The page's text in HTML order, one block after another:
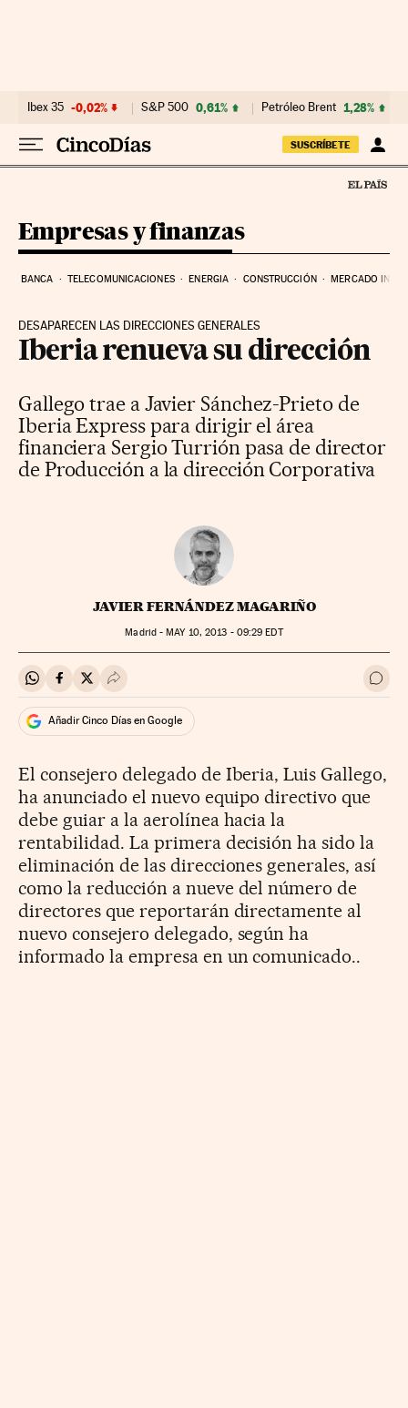
Ibex 35 -0,02% S&P 500 0,61% Petróleo Brent 1,28%
SUSCRÍBETE
Empresas y finanzas
BANCA TELECOMUNICACIONES ENERGIA CONSTRUCCIÓN MERCADO
DESAPARECEN LAS DIRECCIONES GENERALES
Iberia renueva su dirección
Gallego trae a Javier Sánchez-Prieto de
Iberia Express para dirigir el área
financiera Sergio Turrión pasa de director
de Producción a la dirección Corporativa
JAVIER FERNÁNDEZ MAGARIÑO
Madrid -MAY10, 2013 - 09:29 EDT
Compartir en Whatsapp
Compartir en Facebook
Compartir en Twitter
Desplegar Redes Sociales Ir a
Añadir Cinco Días en Google
El consejero delegado de Iberia, Luis Gallego,
ha anunciado el nuevo equipo directivo que
debe guiar a la aerolínea hacia la
rentabilidad. La primera decisión ha sido la
eliminación de las direcciones generales, así
como la reducción a nueve del número de
directores que reportarán directamente al
nuevo consejero delegado, según ha
informado la empresa en un comunicado..